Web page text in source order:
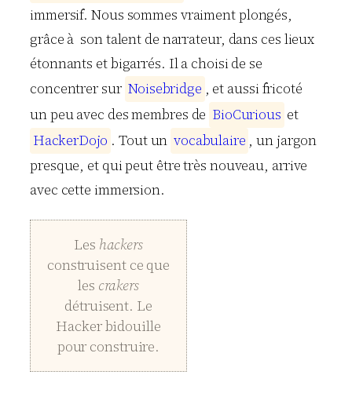
immersif. Nous sommes vraiment plongés,
grâce à son talent de narrateur, dans ces lieux
étonnants et bigarrés. Il a choisi de se
concentrer sur Noisebridge , et aussi fricoté
un peu avec des membres de BioCurious et
HackerDojo . Tout un vocabulaire , un jargon
presque, et qui peut être très nouveau, arrive
avec cette immersion.
Les hackers
construisent ce que
les crakers
détruisent. Le
Hacker bidouille
pour construire.